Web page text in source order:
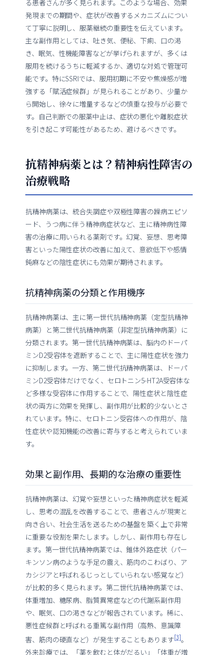
る患者さんが多く見られます。このような場合、効果
発現までの期間や、症状が改善するメカニズムについ
て丁寧に説明し、服薬継続の重要性を伝えています。
主な副作用としては、吐き気、便秘、下痢、口の渇
き、眠気、性機能障害などが挙げられますが、多くは
服用を続けるうちに軽減するか、適切な対処で管理可
能です。特にSSRIでは、服用初期に不安や焦燥感が増
強する「賦活症候群」が見られることがあり、少量か
ら開始し、徐々に増量するなどの慎重な投与が必要で
す。自己判断での服薬中止は、症状の悪化や離脱症状
を引き起こす可能性があるため、避けるべきです。
抗精神病薬とは？精神病性障害の
治療戦略
抗精神病薬は、統合失調症や双極性障害の躁病エピソ
ード、うつ病に伴う精神病症状など、主に精神病性障
害の治療に用いられる薬剤です。幻覚、妄想、思考障
害といった陽性症状の改善に加えて、意欲低下や感情
鈍麻などの陰性症状にも効果が期待されます。
抗精神病薬の分類と作用機序
抗精神病薬は、主に第一世代抗精神病薬（定型抗精神
病薬）と第二世代抗精神病薬（非定型抗精神病薬）に
分類されます。第一世代抗精神病薬は、脳内のドーパ
ミンD2受容体を遮断することで、主に陽性症状を強力
に抑制します。一方、第二世代抗精神病薬は、ドーパ
ミンD2受容体だけでなく、セロトニン5-HT2A受容体な
ど多様な受容体に作用することで、陽性症状と陰性症
状の両方に効果を発揮し、副作用が比較的少ないとさ
れています。特に、セロトニン受容体への作用が、陰
性症状や認知機能の改善に寄与すると考えられていま
す。
効果と副作用、長期的な治療の重要性
抗精神病薬は、幻覚や妄想といった精神病症状を軽減
し、思考の混乱を改善することで、患者さんが現実と
向き合い、社会生活を送るための基盤を築く上で非常
に重要な役割を果たします。しかし、副作用も存在し
ます。第一世代抗精神病薬では、錐体外路症状（パー
キンソン病のような手足の震え、筋肉のこわばり、ア
カシジアと呼ばれるじっとしていられない感覚など）
が比較的多く見られます。第二世代抗精神病薬では、
体重増加、糖尿病、脂質異常症などの代謝系副作用
や、眠気、口の渇きなどが報告されています。稀に、
悪性症候群と呼ばれる重篤な副作用（高熱、意識障
害、筋肉の硬直など）が発生することもあります[3]。
外来診療では、「薬を飲むと体がだるい」「体重が増